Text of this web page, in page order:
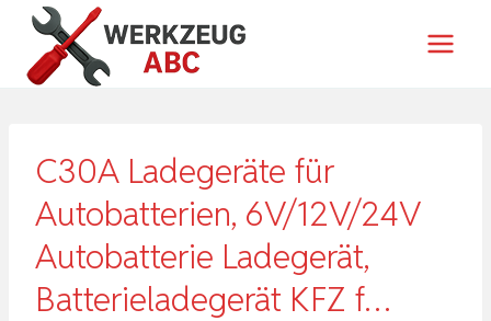
Zum
Inhalt
springen
C30A Ladegeräte für
Autobatterien, 6V/12V/24V
Autobatterie Ladegerät,
Batterieladegerät KFZ f…